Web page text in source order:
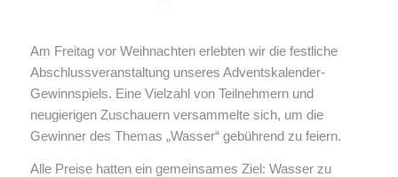
Am Freitag vor Weihnachten erlebten wir die festliche
Abschlussveranstaltung unseres Adventskalender-
Gewinnspiels. Eine Vielzahl von Teilnehmern und
neugierigen Zuschauern versammelte sich, um die
Gewinner des Themas „Wasser“ gebührend zu feiern.
Alle Preise hatten ein gemeinsames Ziel: Wasser zu